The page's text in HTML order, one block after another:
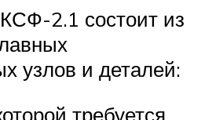
2.1 состоит из
узлов и деталей:
требуется